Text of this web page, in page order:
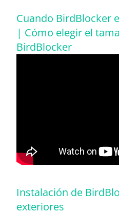
Cuando BirdBlocker
| Cómo elegir el
BirdBlocker
Instalación de
exteriores